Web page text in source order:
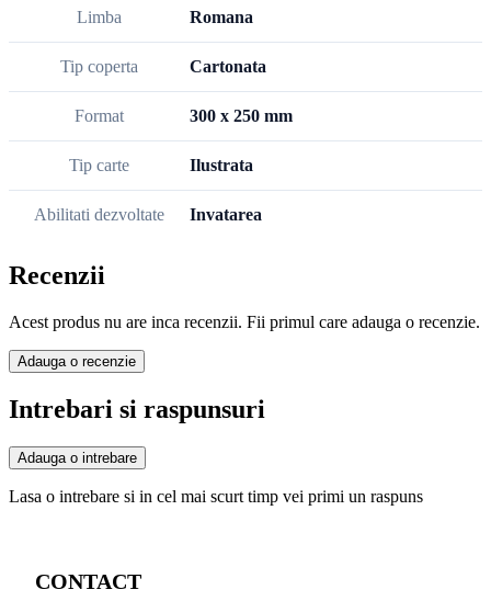
Limba Romana
Tip coperta Cartonata
Format 300 x 250 mm
Tip carte Ilustrata
Abilitati dezvoltate Invatarea
Recenzii
Acest produs nu are inca recenzii. Fii primul care adauga o recenzie.
Adauga o recenzie
Intrebari si raspunsuri
Adauga o intrebare
Lasa o intrebare si in cel mai scurt timp vei primi un raspuns
CONTACT